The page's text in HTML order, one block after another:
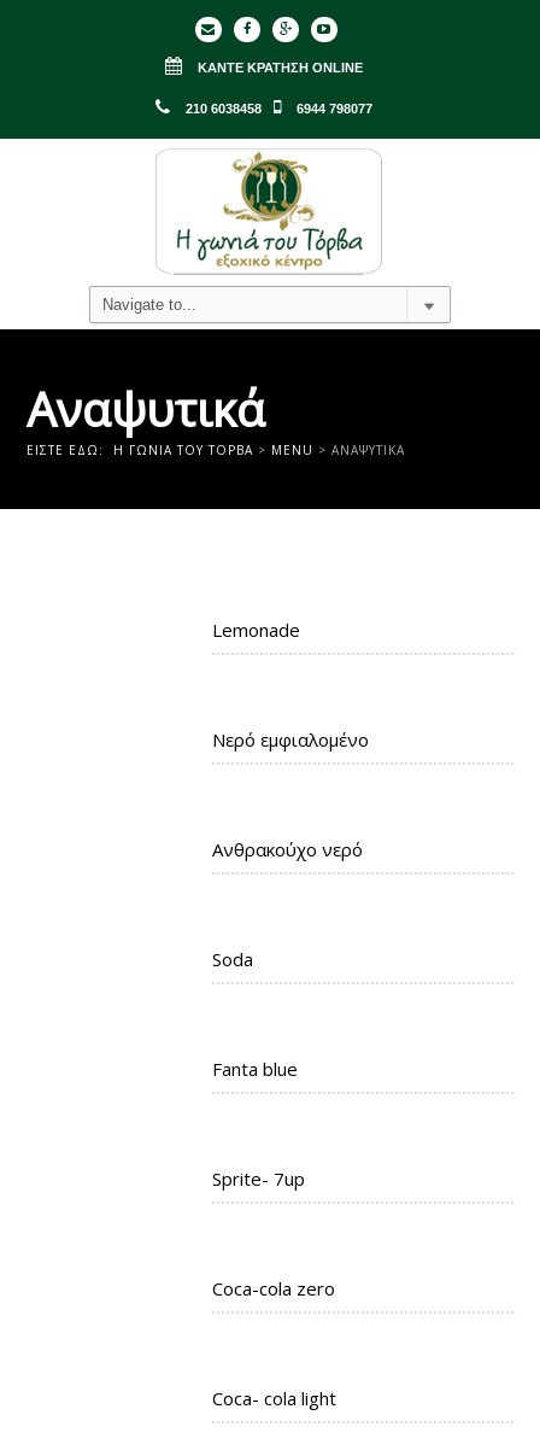
ΚΆΝΤΕ ΚΡΆΤΗΣΗ ONLINE
210 6038458 6944 798077
Αναψυτικά
ΕΊΣΤΕ ΕΔΏ: Η ΓΩΝΙΑ ΤΟΥ ΤΟΡΒΑ > MENU >ΑΝΑΨΥΤΙΚΆ
Lemonade
Νερό εμφιαλομένο
Aνθρακούχο νερό
Soda
Fanta blue
Sprite- 7up
Coca-cola zero
Coca- cola light